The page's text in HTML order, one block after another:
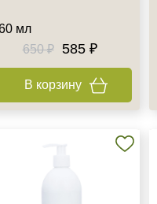
мл
650 ₽
585 ₽
В корзину